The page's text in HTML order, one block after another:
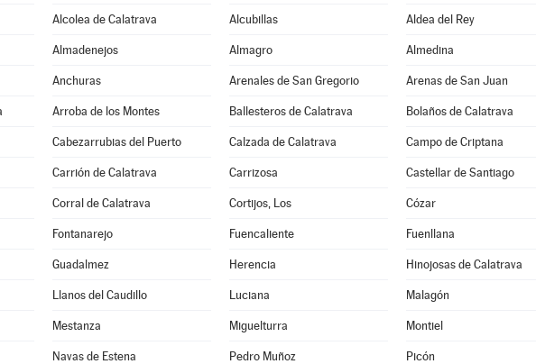
Alcolea de Calatrava Alcubillas Aldea del Rey
Almadenejos Almagro Almedina
Anchuras Arenales de San Gregorio Arenas de San Juan
Arroba de los Montes Ballesteros de Calatrava Bolaños de Calatrava
Cabezarrubias del Puerto Calzada de Calatrava Campo de Criptana
Carrión de Calatrava Carrizosa Castellar de Santiago
Corral de Calatrava Cortijos, Los Cózar
Fontanarejo Fuencaliente Fuenllana
Guadalmez Herencia Hinojosas de Calatrava
Llanos del Caudillo Luciana Malagón
Mestanza Miguelturra Montiel
Navas de Estena Pedro Muñoz Picón